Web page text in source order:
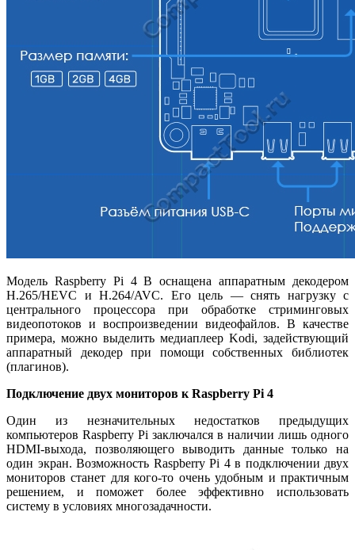
Модель Raspberry Pi 4 B оснащена аппаратным декодером
H.265/HEVC и H.264/AVC. Его цель — снять нагрузку с
центрального процессора при обработке стриминговых
видеопотоков и воспроизведении видеофайлов. В качестве
примера, можно выделить медиаплеер Kodi, задействующий
аппаратный декодер при помощи собственных библиотек
(плагинов).
Подключение двух мониторов к Raspberry Pi 4
Один из незначительных недостатков предыдущих
компьютеров Raspberry Pi заключался в наличии лишь одного
HDMI-выхода, позволяющего выводить данные только на
один экран. Возможность Raspberry Pi 4 в подключении двух
мониторов станет для кого-то очень удобным и практичным
решением, и поможет более эффективно использовать
систему в условиях многозадачности.